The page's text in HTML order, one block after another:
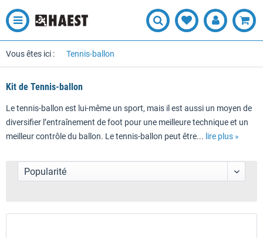
Vous êtes ici : Tennis-ballon
Kit de Tennis-ballon
Le tennis-ballon est lui-même un sport, mais il est aussi un moyen de
diversifier l’entraînement de foot pour une meilleure technique et un
meilleur contrôle du ballon. Le tennis-ballon peut être... lire plus »